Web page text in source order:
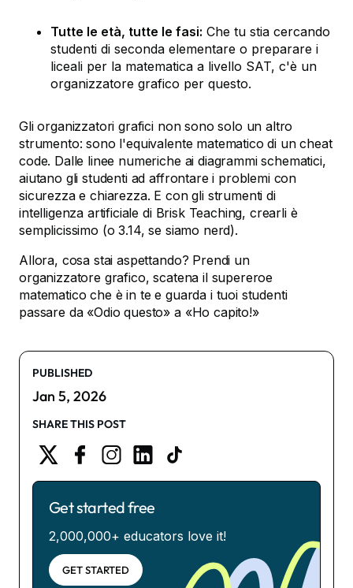
Tutte le età, tutte le fasi: Che tu stia cercando
studenti di seconda elementare o preparare i
liceali per la matematica a livello SAT, c'è un
organizzatore grafico per questo.
Gli organizzatori grafici non sono solo un altro
strumento: sono l'equivalente matematico di un cheat
code. Dalle linee numeriche ai diagrammi schematici,
aiutano gli studenti ad affrontare i problemi con
sicurezza e chiarezza. E con gli strumenti di
intelligenza artificiale di Brisk Teaching, crearli è
semplicissimo (o 3.14, se siamo nerd).
Allora, cosa stai aspettando? Prendi un
organizzatore grafico, scatena il supereroe
matematico che è in te e guarda i tuoi studenti
passare da «Odio questo» a «Ho capito!»
PUBLISHED
Jan 5, 2026
SHARE THIS POST
Get started free
2,000,000+ educators love it!
GET STARTED